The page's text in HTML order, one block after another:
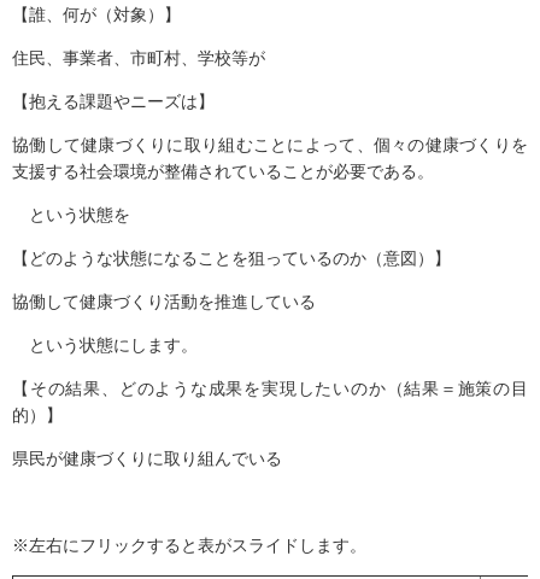
【誰、何が（対象）】
住民、事業者、市町村、学校等が
【抱える課題やニーズは】
協働して健康づくりに取り組むことによって、個々の健康づくりを
支援する社会環境が整備されていることが必要である。
という状態を
【どのような状態になることを狙っているのか（意図）】
協働して健康づくり活動を推進している
という状態にします。
【その結果、どのような成果を実現したいのか（結果＝施策の目
的）】
県民が健康づくりに取り組んでいる
※左右にフリックすると表がスライドします。